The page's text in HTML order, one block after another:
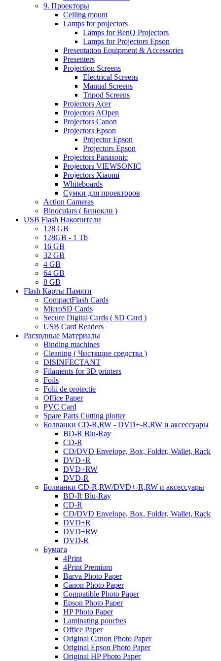
9. Проекторы
Ceiling mount
Lamps for projectors
Lamps for BenQ Projectors
Lamps for Projectors Epson
Presentation Equipment & Accessories
Presenters
Projection Screens
Electrical Screens
Manual Screens
Tripod Screens
Projectors Acer
Projectors AOpen
Projectors Canon
Projectors Epson
Projector Epson
Projectors Epson
Projectors Panasonic
Projectors VIEWSONIC
Projectors Xiaomi
Whiteboards
Сумки для проекторов
Action Cameras
Binoculars ( Бинокли )
USB Flash Накопители
128 GB
128GB - 1 Tb
16 GB
32 GB
4 GB
64 GB
8 GB
Flash Карты Памяти
CompactFlash Cards
MicroSD Cards
Secure Digital Cards ( SD Card )
USB Card Readers
Расходные Материалы
Binding machines
Cleaning ( Чистящие средства )
DISINFECTANT
Filaments for 3D printers
Foils
Folii de protectie
Office Paper
PVC Card
Spare Parts Cutting plotter
Болванки CD-R,RW - DVD+-R,RW и аксессуары
BD-R Blu-Ray
CD-R
CD/DVD Envelope, Box, Folder, Wallet, Rack
DVD+R
DVD+RW
DVD-R
Болванки CD-R,RW/DVD+-R,RW и аксессуары
BD-R Blu-Ray
CD-R
CD/DVD Envelope, Box, Folder, Wallet, Rack
DVD+R
DVD+RW
DVD-R
Бумага
4Print
4Print Premium
Barva Photo Paper
Canon Photo Paper
Compatible Photo Paper
Epson Photo Paper
HP Photo Paper
Laminating pouches
Office Paper
Original Canon Photo Paper
Original Epson Photo Paper
Original HP Photo Paper